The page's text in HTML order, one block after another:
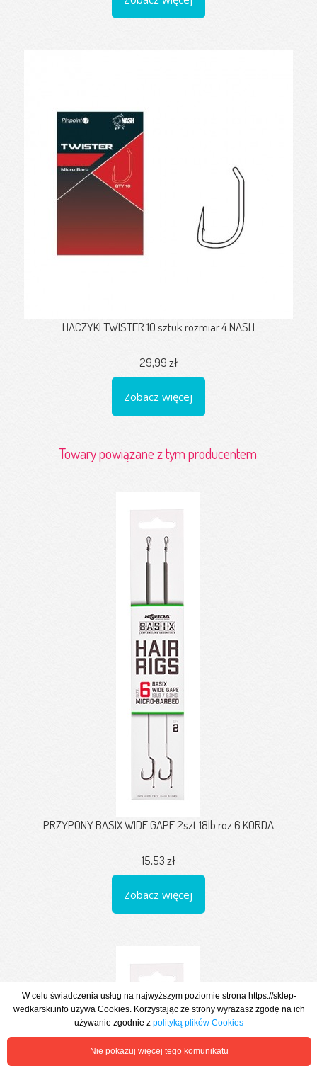
HACZYKI TWISTER 10 sztuk rozmiar 4 NASH
29,99 zł
Zobacz więcej
Towary powiązane z tym producentem
PRZYPONY BASIX WIDE GAPE 2szt 18lb roz 6 KORDA
15,53 zł
Zobacz więcej
W celu świadczenia usług na najwyższym poziomie strona https://sklep-
wedkarski.info używa Cookies. Korzystając ze strony wyrażasz zgodę na ich
używanie zgodnie zpolityką plików Cookies
Nie pokazuj więcej tego komunikatu